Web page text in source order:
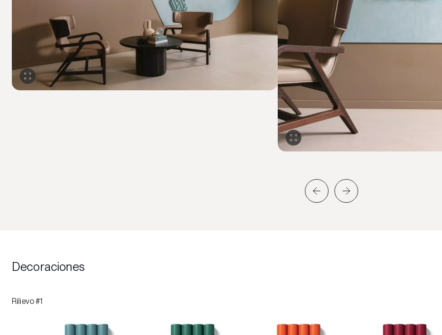
Decoraciones
Rilievo #1